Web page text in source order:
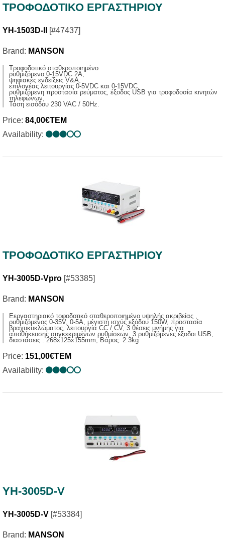
ΤΡΟΦΟΔΟΤΙΚΟ ΕΡΓΑΣΤΗΡΙΟΥ
YH-1503D-II [#47437]
Brand: MANSON
Τροφοδοτικό σταθεροποιημένο
ρυθμιζόμενο 0-15VDC 2A,
ψηφιακές ενδείξεις V&A,
επιλογέας λειτουργίας 0-5VDC και 0-15VDC,
ρυθμιζόμενη προστασία ρεύματος, έξοδος USB για τροφοδοσία κινητών
τηλεφώνων,
Τάση εισόδου 230 VAC / 50Hz.
Price: 84,00€ΤΕΜ
Availability:
ΤΡΟΦΟΔΟΤΙΚΟ ΕΡΓΑΣΤΗΡΙΟΥ
YH-3005D-Vpro [#53385]
Brand: MANSON
Eεργαστηριακό τοφοδοτικό σταθεροποιημένο υψηλής ακριβείας ,
ρυθμιζόμενος 0-35V, 0-5A, μέγιστη ισχύς εξόδου 150W, προστασία
βραχυκυκλώματος, λειτουργία CC / CV, 3 θέσεις μνήμης για
αποθήκευσης συγκεκριμένων ρυθμίσεων, 3 ρυθμιζόμενες έξοδοι USB,
διαστάσεις : 268x125x155mm, Βάρος: 2.3kg
Price: 151,00€ΤΕΜ
Availability:
YH-3005D-V
YH-3005D-V [#53384]
Brand: MANSON